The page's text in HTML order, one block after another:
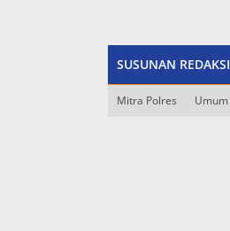
SUSUNAN REDAKSI
Mitra Polres Umum